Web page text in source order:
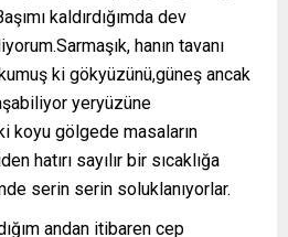
kaldırdığımda dev
hanın tavanı
ki gökyüzünü,güneş ancak
yeryüzüne
koyu gölgede masaların
hatırı sayılır bir sıcaklığa
serin serin soluklanıyorlar.
andan itibaren cep